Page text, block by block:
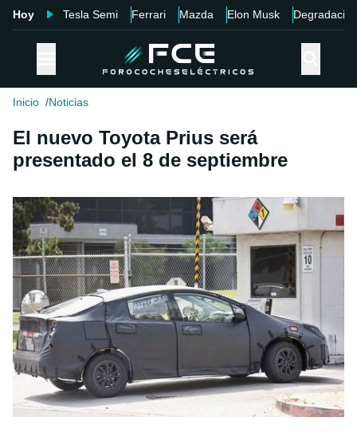
Hoy Tesla Semi Ferrari Mazda Elon Musk Degradación
Inicio Noticias
El nuevo Toyota Prius será
presentado el 8 de septiembre